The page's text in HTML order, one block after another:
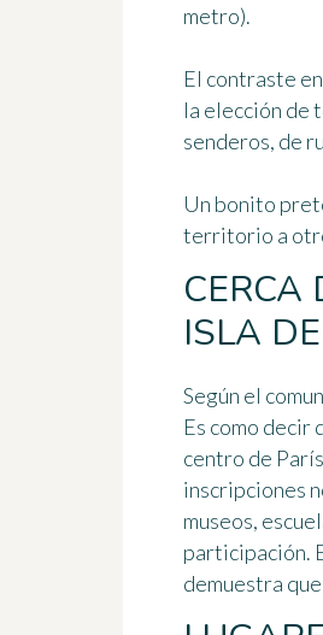
metro).
El contraste
la elección de
senderos, de
Un bonito
territorio a
CERCA
ISLA
Según el
Es como decir
centro de
inscripciones
museos,
participación.
demuestra